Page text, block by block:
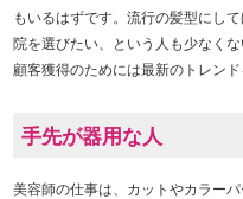
もいるはずです。流行の髪型にし
院を選びたい、という人も少なく
顧客獲得のためには最新のトレン
手先が器用な人
美容師の仕事は、カットやカラー